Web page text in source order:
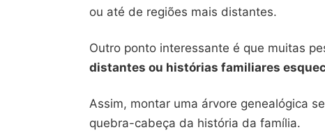
ou até de regiões mais distantes.
Outro ponto interessante é que muitas
distantes ou histórias familiares
Assim, montar uma árvore genealógica
quebra-cabeça da história da família.